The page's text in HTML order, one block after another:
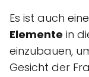
Es ist auch
Elemente in
einzubauen,
Gesicht der